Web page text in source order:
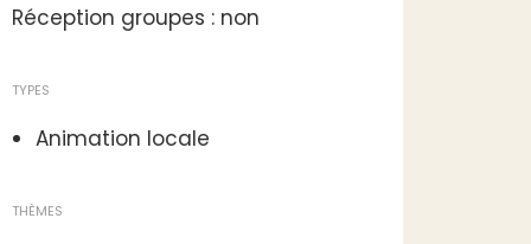
Réception groupes : non
TYPES
Animation locale
THÈMES